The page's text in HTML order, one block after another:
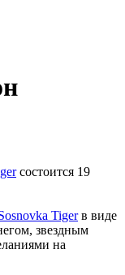
состоится 19
Tigerв виде
звездным
на